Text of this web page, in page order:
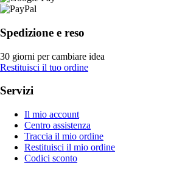
Spedizione e reso
30 giorni per cambiare idea
Restituisci il tuo ordine
Servizi
Il mio account
Centro assistenza
Traccia il mio ordine
Restituisci il mio ordine
Codici sconto